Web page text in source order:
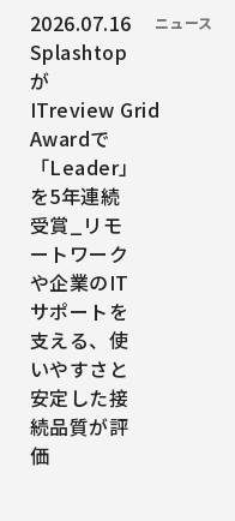
投稿日時：
2026.07.16 カテゴリー：
ニュース
Splashtop
が
ITreview Grid
Awardで
「Leader」
を5年連続
受賞_リモ
ートワーク
や企業のIT
サポートを
支える、使
いやすさと
安定した接
続品質が評
価